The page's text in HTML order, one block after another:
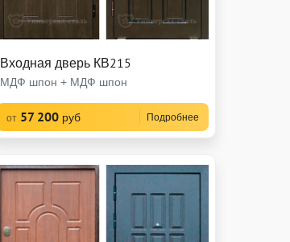
Входная дверь КВ215
МДФ шпон + МДФ шпон
от 57 200 руб Подробнее